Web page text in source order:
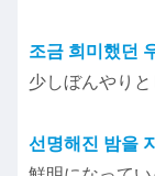
조금 희미했던
少しぼんやり
선명해진 밤을